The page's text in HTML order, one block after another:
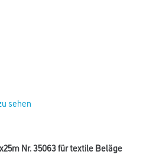
sehen
Nr. 35063 für textile Beläge